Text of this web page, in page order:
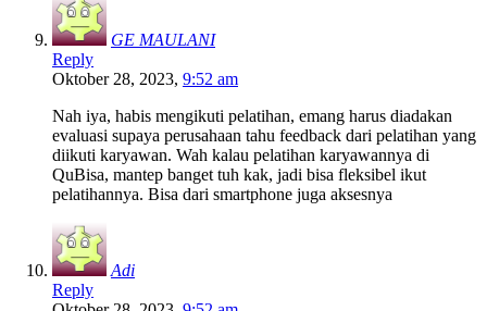
GE MAULANI
Reply
Oktober 28, 2023, 9:52 am
Nah iya, habis mengikuti pelatihan, emang harus diadakan
evaluasi supaya perusahaan tahu feedback dari pelatihan yang
diikuti karyawan. Wah kalau pelatihan karyawannya di
QuBisa, mantep banget tuh kak, jadi bisa fleksibel ikut
pelatihannya. Bisa dari smartphone juga aksesnya
Adi
Reply